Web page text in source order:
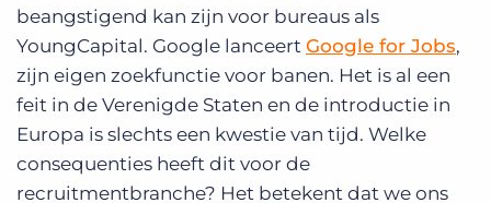
beangstigend kan zijn voor bureaus als
YoungCapital. Google lanceert Google for Jobs,
zijn eigen zoekfunctie voor banen. Het is al een
feit in de Verenigde Staten en de introductie in
Europa is slechts een kwestie van tijd. Welke
consequenties heeft dit voor de
recruitmentbranche? Het betekent dat we ons